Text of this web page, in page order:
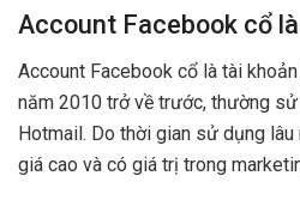
Account Facebook cổ
Account Facebook cổ là tài
năm 2010 trở về trước, thường
Hotmail. Do thời gian sử dụng
giá cao và có giá trị trong